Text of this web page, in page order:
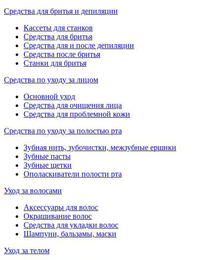
Средства для бритья и депиляции
Кассеты для станков
Средства для бритья
Средства для и после депиляции
Средства после бритья
Станки для бритья
Средства по уходу за лицом
Основной уход
Средства для очищения лица
Средства для проблемной кожи
Средства по уходу за полостью рта
Зубная нить, зубочистки, межзубные ершики
Зубные пасты
Зубные щетки
Ополаскиватели полости рта
Уход за волосами
Аксессуары для волос
Окрашивание волос
Средства для укладки волос
Шампуни, бальзамы, маски
Уход за телом